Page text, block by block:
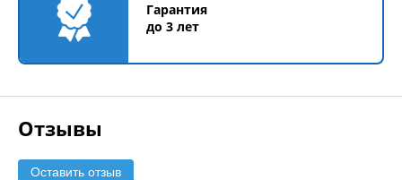
Гарантия
до 3 лет
Отзывы
Оставить отзыв